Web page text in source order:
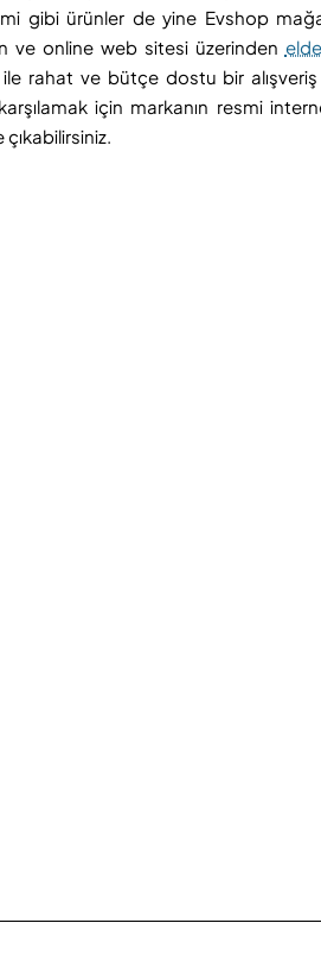
gibi ürünler de yine Evshop
ve online web sitesi üzerinden
ile rahat ve bütçe dostu bir
için markanın resmi